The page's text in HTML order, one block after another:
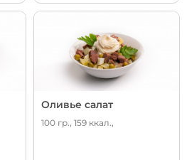
Оливье салат
100 гр., 159 ккал.,